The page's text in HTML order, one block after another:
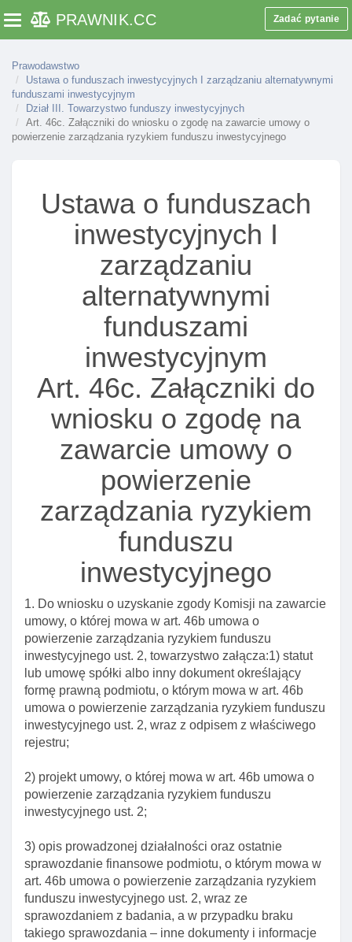
Toggle navigation
PRAWNIK.CC Zadać pytanie
Prawodawstwo
Ustawa o funduszach inwestycyjnych I zarządzaniu alternatywnymi
funduszami inwestycyjnym
Dział III. Towarzystwo funduszy inwestycyjnych
Art. 46c. Załączniki do wniosku o zgodę na zawarcie umowy o
powierzenie zarządzania ryzykiem funduszu inwestycyjnego
Ustawa o funduszach
inwestycyjnych I
zarządzaniu
alternatywnymi
funduszami
inwestycyjnym
Art. 46c. Załączniki do
wniosku o zgodę na
zawarcie umowy o
powierzenie
zarządzania ryzykiem
funduszu
inwestycyjnego
1. Do wniosku o uzyskanie zgody Komisji na zawarcie
umowy, o której mowa w art. 46b umowa o
powierzenie zarządzania ryzykiem funduszu
inwestycyjnego ust. 2, towarzystwo załącza:1) statut
lub umowę spółki albo inny dokument określający
formę prawną podmiotu, o którym mowa w art. 46b
umowa o powierzenie zarządzania ryzykiem funduszu
inwestycyjnego ust. 2, wraz z odpisem z właściwego
rejestru;
2) projekt umowy, o której mowa w art. 46b umowa o
powierzenie zarządzania ryzykiem funduszu
inwestycyjnego ust. 2;
3) opis prowadzonej działalności oraz ostatnie
sprawozdanie finansowe podmiotu, o którym mowa w
art. 46b umowa o powierzenie zarządzania ryzykiem
funduszu inwestycyjnego ust. 2, wraz ze
sprawozdaniem z badania, a w przypadku braku
takiego sprawozdania – inne dokumenty i informacje
Dział I. Przepisy ogólne
Art. 1. Zakres regulacji ustawy
Art. 1a. Zarządzanie alternatywnymi funduszami
inwestycyjnymi
Art. 2. Objaśnienie pojęć
Art. 2a. Uznanie podmiotu za podmiot dominujący
Art. 2b. Nakaz zaprzestania wywierania przez
podmiot uznany za dominujący negatywnego wpływu
Art. 3. Ustawowe pojęcie funduszu inwestycyjnego
Art. 4. Tworzenie, zarządzanie I reprezentowanie
funduszu, organy funduszu
Art. 5. Siedziba I adres funduszu inwestycyjnego
Art. 6. Uczestnicy funduszu inwestycyjnego
Art. 7. Wpłaty do funduszu inwestycyjnego
Art. 8. Wycena aktywów funduszu inwestycyjnego
Art. 8a. Alternatywna spółka inwestycyjna
Art. 8b. Zarządzający asi
Art. 8c. Prawa uczestnictwa w alternatywnej spółce
inwestycyjnej
Art. 9. Obowiązki depozytariusza
Art. 10. Niezależność działania towarzystwa
Art. 11. Znaczenie pojęcia papiery wartościowe w
przypadku papierów wartościowych emitowanych za
Art. 12. Wyłączenie stosowania przepisów ustawy o
grach hazardowych
Art. 13. Wycena aktywów I ustalanie zobowiązań
funduszu inwestycyjnego w walucie obcej
Art. 13a. Odmowa wpisu towarzystwa lub